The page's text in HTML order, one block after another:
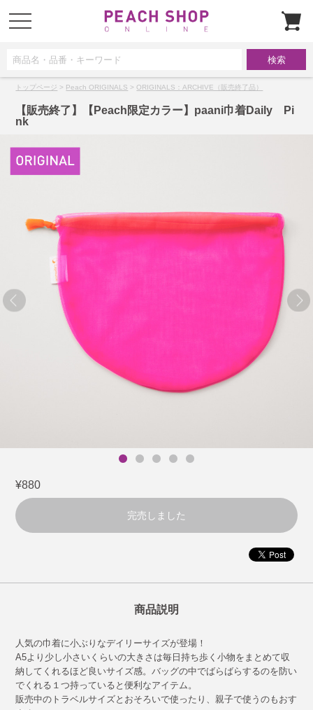
t
o
a
o
トップページ > Peach ORIGINALS >ORIGINALS：ARCHIVE（販売終了品）
【販売終了】【Peach限定カラー】paani巾着Daily Pi
nk
¥880
完売しました
商品説明
人気の巾着に小ぶりなデイリーサイズが登場！
A5より少し小さいくらいの大きさは毎日持ち歩く小物をまとめて収
納してくれるほど良いサイズ感。バッグの中でばらばらするのを防い
でくれる１つ持っていると便利なアイテム。
販売中のトラベルサイズとおそろいで使ったり、親子で使うのもおす